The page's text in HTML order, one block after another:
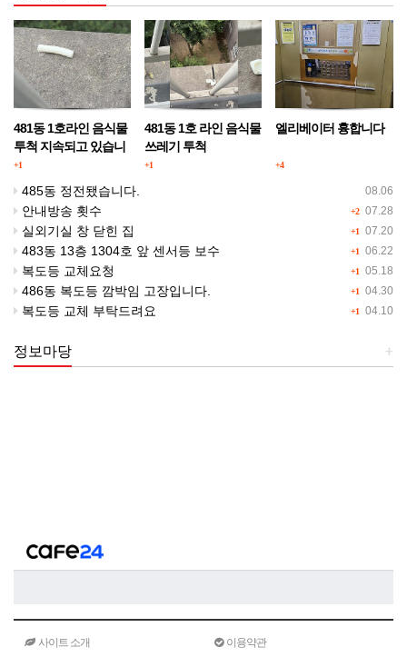
481동 1호라인 음식물
투척 지속되고 있습니
다.
+1
481동 1호 라인 음식물
쓰레기 투척
+1
엘리베이터 흉합니다
+4
08.06
485동 정전됐습니다.
+2 07.28
안내방송 횟수
+1 07.20
실외기실 창 닫힌 집
+1 06.22
483동 13층 1304호 앞 센서등 보수
+1 05.18
복도등 교체요청
+1 04.30
486동 복도등 깜박임 고장입니다.
+1 04.10
복도등 교체 부탁드려요
+
정보마당
사이트 소개 이용약관